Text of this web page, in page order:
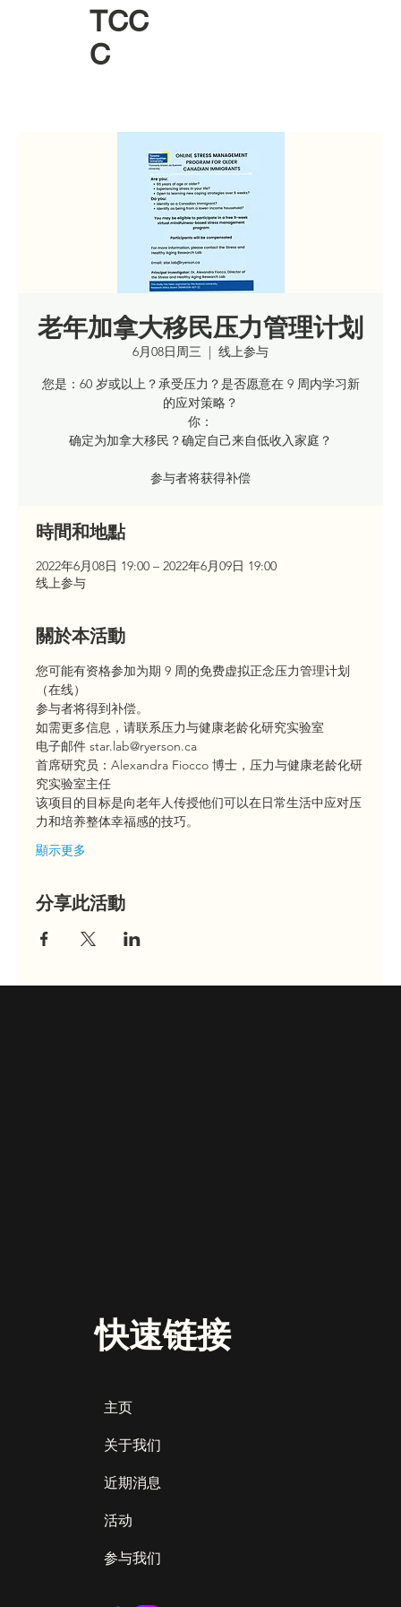
TCC
C
老年加拿大移民压力管理计划
6月08日周三
线上参与
您是：60 岁或以上？承受压力？是否愿意在 9 周内学习新
的应对策略？
你：
确定为加拿大移民？确定自己来自低收入家庭？
参与者将获得补偿
時間和地點
2022年6月08日 19:00 – 2022年6月09日 19:00
线上参与
關於本活動
您可能有资格参加为期 9 周的免费虚拟正念压力管理计划
（在线）
参与者将得到补偿。
如需更多信息，请联系压力与健康老龄化研究实验室
电子邮件 star.lab@ryerson.ca
首席研究员：Alexandra Fiocco 博士，压力与健康老龄化研
究实验室主任
该项目的目标是向老年人传授他们可以在日常生活中应对压
力和培养整体幸福感的技巧。
顯示更多
分享此活動
主页
关于我们
近期消息
活动
参与我们
快速链接